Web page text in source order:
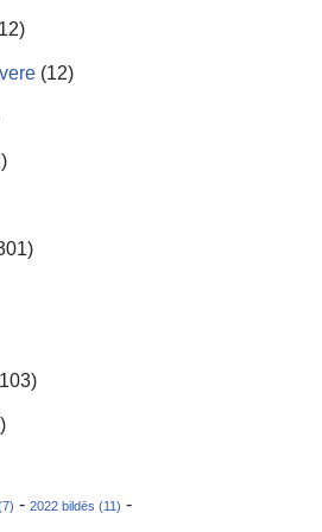
(12)
- 2022 bildēs (11) -